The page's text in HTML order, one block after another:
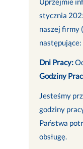
stycznia
naszej firmy
następujące:
Dni Pracy:
Godziny
Jesteśmy
godziny
Państwa
obsługę.